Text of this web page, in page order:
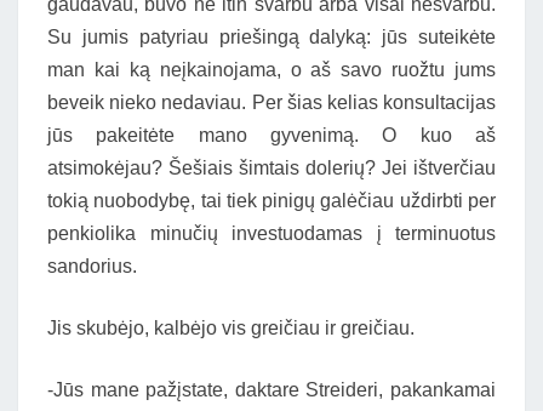
gaudavau, buvo ne itin svarbu arba visai nesvarbu.
Su jumis patyriau priešingą dalyką: jūs suteikėte
man kai ką neįkainojama, o aš savo ruožtu jums
beveik nieko nedaviau. Per šias kelias konsultacijas
jūs pakeitėte mano gyvenimą. O kuo aš
atsimokėjau? Šešiais šimtais dolerių? Jei ištverčiau
tokią nuobodybę, tai tiek pinigų galėčiau uždirbti per
penkiolika minučių investuodamas į terminuotus
sandorius.
Jis skubėjo, kalbėjo vis greičiau ir greičiau.
-Jūs mane pažįstate, daktare Streideri, pakankamai